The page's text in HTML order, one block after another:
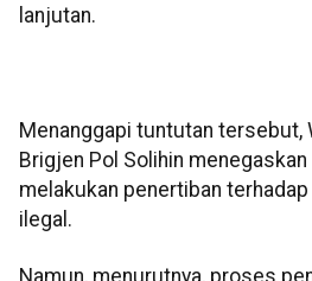
lanjutan.
Menanggapi tuntutan tersebut,
Brigjen Pol Solihin
melakukan penertiban
ilegal.
Namun, menurutnya, proses